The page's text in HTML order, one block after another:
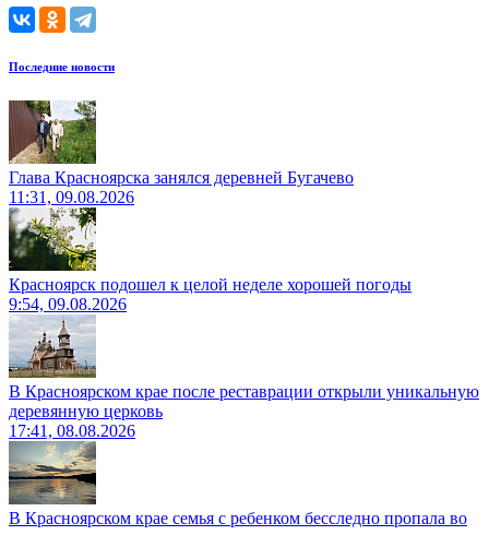
Последние новости
Глава Красноярска занялся деревней Бугачево
11:31, 09.08.2026
Красноярск подошел к целой неделе хорошей погоды
9:54, 09.08.2026
В Красноярском крае после реставрации открыли уникальную
деревянную церковь
17:41, 08.08.2026
В Красноярском крае семья с ребенком бесследно пропала во